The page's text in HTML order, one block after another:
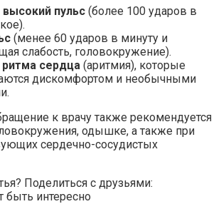
пульс (более 100 ударов в
(менее 60 ударов в минуту и
слабость, головокружение).
сердца (аритмия), которые
дискомфортом и необычными
к врачу также рекомендуется
одышке, а также при
сердечно-сосудистых
Поделиться с друзьями:
интересно